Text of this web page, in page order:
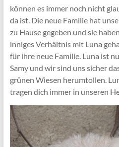
können es immer noch nicht
da ist. Die neue Familie hat
zu Hause gegeben und sie
inniges Verhältnis mit Luna
für ihre neue Familie. Luna ist
Samy und wir sind uns sicher
grünen Wiesen herumtollen.
tragen dich immer in unseren